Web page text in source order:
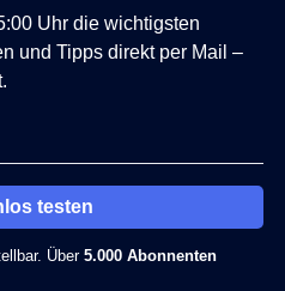
Uhr die wichtigsten
und Tipps direkt per Mail –
testen
Über 5.000 Abonnenten